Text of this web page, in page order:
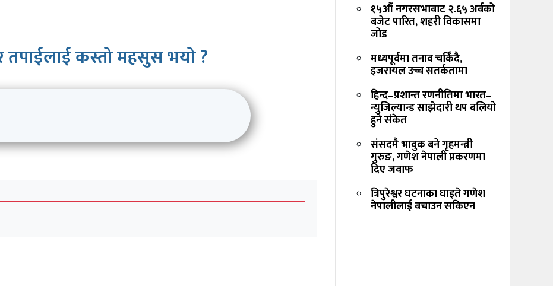
तपाईलाई कस्तो महसुस भयो ?
१५औं नगरसभाबाट २.६५ अर्बको
बजेट पारित, शहरी विकासमा
जोड
मध्यपूर्वमा तनाव चर्किँदै,
इजरायल उच्च सतर्कतामा
हिन्द–प्रशान्त रणनीतिमा भारत–
न्युजिल्यान्ड साझेदारी थप बलियो
हुने संकेत
संसदमै भावुक बने गृहमन्त्री
गुरुङ, गणेश नेपाली प्रकरणमा
दिए जवाफ
त्रिपुरेश्वर घटनाका घाइते गणेश
नेपालीलाई बचाउन सकिएन